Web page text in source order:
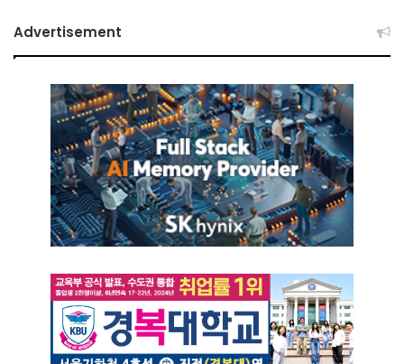
Advertisement